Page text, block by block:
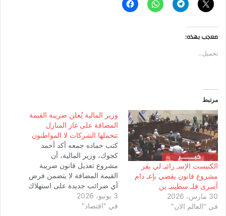
معجب بهذه:
تحميل...
مرتبط
الكنيست الإسـ رائيـ لي يقر
مشروع قانون يقضي بإعـ دام
أسرى فلـ سطينيـ ين
30 مارس، 2026
في "العالم الان"
وزير المالية يُعلن ضريبة القيمة
المضافة على غاز المنازل
تتحملها الشركات لا المواطنون
كتب حماده جمعه أكد أحمد
كجوك، وزير المالية، أن
مشروع تعديل قانون ضريبة
القيمة المضافة لا يتضمن فرض
أي ضرائب جديدة على استهلاك
الغاز الطبيعي للمنازل، مشددًا
على أن المواطنين لن يتحملوا
3 يونيو، 2026
في "اقتصاد"